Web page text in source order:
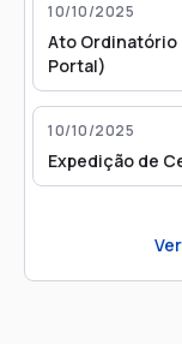
10/10/2025
Ato Ordinatório
Portal)
10/10/2025
Expedição de